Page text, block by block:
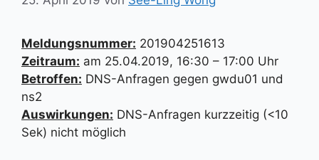
Meldungsnummer: 201904251613
Zeitraum: am 25.04.2019, 16:30 – 17:00 Uhr
Betroffen: DNS-Anfragen gegen gwdu01 und
ns2
Auswirkungen: DNS-Anfragen kurzzeitig (<10
Sek) nicht möglich